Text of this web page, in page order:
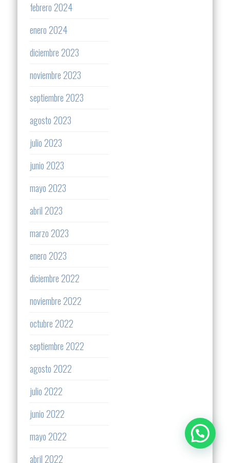
febrero 2024
enero 2024
diciembre 2023
noviembre 2023
septiembre 2023
agosto 2023
julio 2023
junio 2023
mayo 2023
abril 2023
marzo 2023
enero 2023
diciembre 2022
noviembre 2022
octubre 2022
septiembre 2022
agosto 2022
julio 2022
junio 2022
mayo 2022
abril 2022